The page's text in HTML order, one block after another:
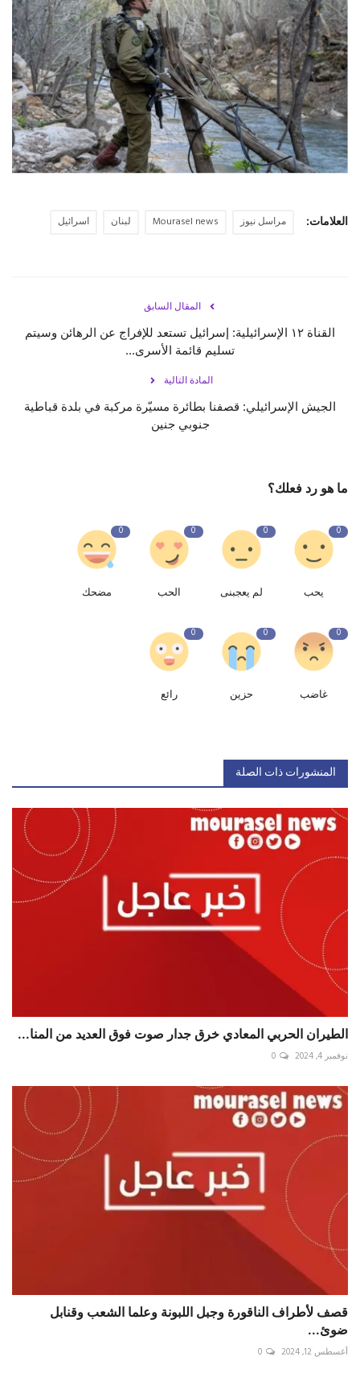
حياة
العلامات: مراسل نيوز Mourasel news لبنان اسرائيل
المقال السابق
القناة ١٢ الإسرائيلية: إسرائيل تستعد للإفراج عن الرهائن وسيتم
تسليم قائمة الأسرى...
المادة التالية
الجيش الإسرائيلي: قصفنا بطائرة مسيّرة مركبة في بلدة قباطية
جنوبي جنين
ما هو رد فعلك؟
0
يحب
0
لم يعجبنى
0
الحب
0
مضحك
0
غاضب
0
حزين
0
رائع
المنشورات ذات الصلة
الطيران الحربي المعادي خرق جدار صوت فوق العديد من المنا...
نوفمبر 4, 2024 0
قصف لأطراف الناقورة وجبل اللبونة وعلما الشعب وقنابل
ضوئ...
أغسطس 12, 2024 0